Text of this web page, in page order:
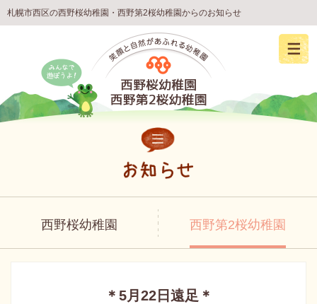
札幌市西区の西野桜幼稚園・西野第2桜幼稚園からのお知らせ
西野桜幼稚園 西野第2桜幼稚園
＊5月22日遠足＊